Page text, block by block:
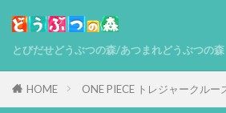
とびだせどうぶつの森/あつまれどうぶつの森
HOME ONE PIECE トレジャークルー